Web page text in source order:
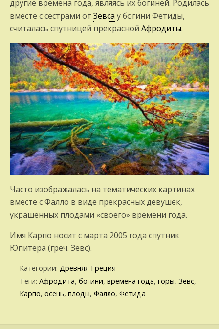
другие времена года, являясь их богиней. Родилась
вместе с сестрами от Зевса у богини Фетиды,
считалась спутницей прекрасной Афродиты.
Часто изображалась на тематических картинах
вместе с Фалло в виде прекрасных девушек,
украшенных плодами «своего» времени года.
Имя Карпо носит с марта 2005 года спутник
Юпитера (греч. Зевс).
Категории: Древняя Греция
Теги: Афродита, богини, времена года, горы, Зевс,
Карпо, осень, плоды, Фалло, Фетида